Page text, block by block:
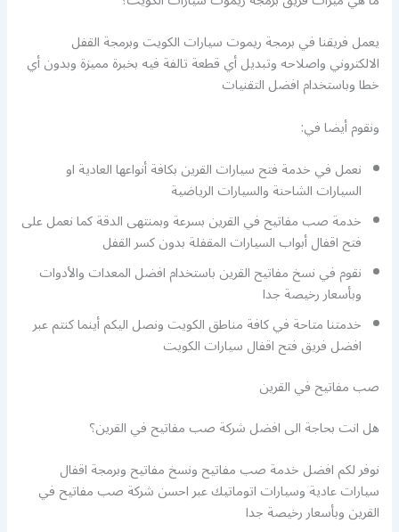
يعمل فريقنا في برمجة ريموت سيارات الكويت وبرمجة القفل
الالكتروني واصلاحه وتبديل أي قطعة تالفة فيه بخبرة مميزة وبدون أي
خطا وباستخدام افضل التقنيات
ونقوم أيضا في:
نعمل في خدمة فتح سيارات القرين بكافة أنواعها العادية او
السيارات الشاحنة والسيارات الرياضية
خدمة صب مفاتيح في القرين بسرعة وبمنتهى الدقة كما نعمل على
فتح اقفال أبواب السيارات المقفلة بدون كسر القفل
نقوم في نسخ مفاتيح القرين باستخدام افضل المعدات والأدوات
وبأسعار رخيصة جدا
خدمتنا متاحة في كافة مناطق الكويت ونصل اليكم أينما كنتم عبر
افضل فريق فتح اقفال سيارات الكويت
صب مفاتيح في القرين
هل انت بحاجة الى افضل شركة صب مفاتيح في القرين؟
نوفر لكم افضل خدمة صب مفاتيح ونسخ مفاتيح وبرمجة اقفال
سيارات عادية وسيارات اتوماتيك عبر احسن شركة صب مفاتيح في
القرين وبأسعار رخيصة جدا